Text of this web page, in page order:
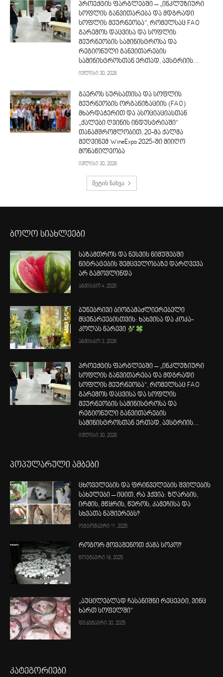
პროექტის ფარგლებში – „ინკლუზიური
სოფლის განვითარება და მდგრადი
სოფლის მეურნეობა“, რომელსაც FAO
გარემოს დაცვისა და სოფლის
მეურნეობის სამინისტროსა და
რეგიონული განვითარების
სამინისტროსთან ერთად, ავსტრიის...
ივლისი 30, 2026
გაეროს სურსათისა და სოფლის
მეურნეობის ორგანიზაციის (FAO)
მხარდაჭერით და ასოციაციასთან
„ქალები ღვინის ინდუსტრიაში“
თანამშრომლობით, 20-მა ქალმა
მეღვინემ WineExpo 2025-ში მიიღო
მონაწილეობა
ივლისი 30, 2026
მეტის ნახვა
ბოლო სიახლეები
საზამთროს და ნესვის ნიმუშებში
ნიტრატების შემცველობაზე დარღვევა
არ გამოვლინდა
აგვისტო 4, 2026
ბუნებრივი ბიოგამაძლიერებელი
მცენარეებისთვის: ხახვისა და კოკა-
კოლას ნარევი
აგვისტო 3, 2026
პროექტის ფარგლებში – „ინკლუზიური
სოფლის განვითარება და მდგრადი
სოფლის მეურნეობა“, რომელსაც FAO
გარემოს დაცვისა და სოფლის
მეურნეობის სამინისტროსა და
რეგიონული განვითარების
სამინისტროსთან ერთად, ავსტრიის...
ივლისი 30, 2026
პოპულარული ამბები
ცხოველების და ფრინველების შვილების
სახელები – იცით, რა ჰქვია: ზღარბის,
ირმის, მწყრის, წეროს, კამეჩისა და
სხვათა ნაშიერებს?
ოქტომბერი 11, 2025
როგორ მოვაშენოთ ქამა სოკო?
ნოემბერი 18, 2025
„აუცილებლად ჩასანიშნი რეცეპტი, ვინც
ხართ სოფელში“
დეკემბერი 30, 2025
კატეგორიები